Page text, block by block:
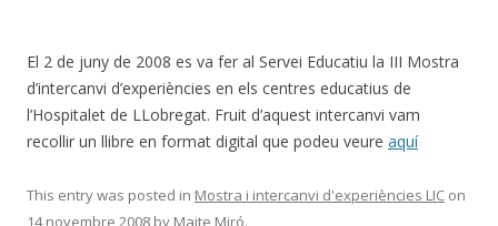
El 2 de juny de 2008 es va fer al Servei Educatiu la III Mostra
d’intercanvi d’experiències en els centres educatius de
l’Hospitalet de LLobregat. Fruit d’aquest intercanvi vam
recollir un llibre en format digital que podeu veure aquí
This entry was posted in Mostra i intercanvi d'experiències LIC on
14 novembre 2008 by Maite Miró.